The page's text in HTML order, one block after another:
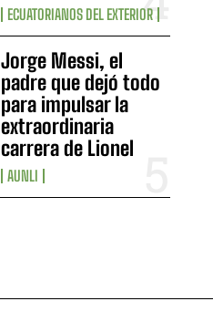
ECUATORIANOS DEL EXTERIOR
Jorge Messi, el
padre que dejó todo
para impulsar la
extraordinaria
carrera de Lionel
AUNLI